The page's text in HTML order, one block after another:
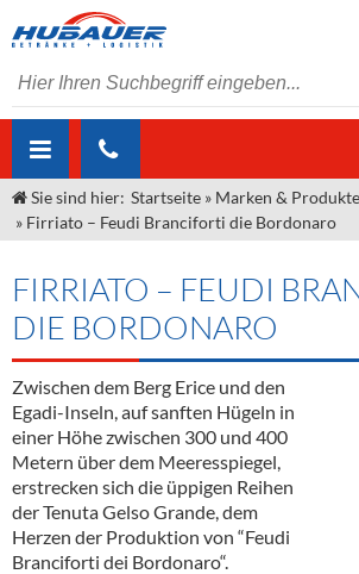
ÜBER UNS
Unser Liefergebiet
Kontakt
Angebote Gastronomie &
Gastronomie
Großhandel
"DroughtMaster"
Neuigkeiten
Termine
MARKEN & PRODUKTE
Sirup
Spirituosen
Bier
Alkoholfreie Getränke
Kommisionskauf & Lieferbedingungen
Fremddienstleistungen
Sie sind hier: Startseite » Marken & Produkte
» Firriato – Feudi Branciforti die Bordonaro
FIRRIATO – FEUDI
DIE BORDONARO
Zwischen dem Berg Erice und den
Egadi-Inseln, auf sanften Hügeln in
einer Höhe zwischen 300 und 400
Metern über dem Meeresspiegel,
erstrecken sich die üppigen Reihen
der Tenuta Gelso Grande, dem
Herzen der Produktion von “Feudi
Branciforti dei Bordonaro“.